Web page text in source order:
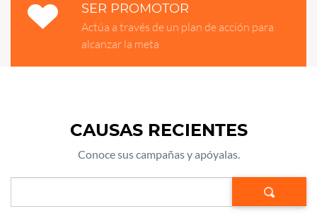
SER PROMOTOR
Actúa a través de un plan de acción para
alcanzar la meta
CAUSAS RECIENTES
Conoce sus campañas y apóyalas.